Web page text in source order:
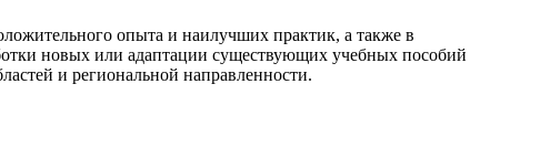
опыта и наилучших практик, а также в
новых или адаптации существующих учебных пособий
и региональной направленности.